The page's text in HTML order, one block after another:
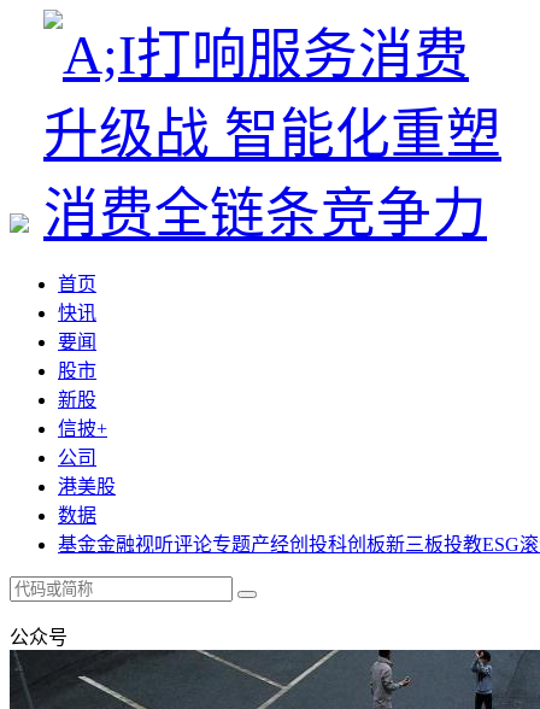
首页
快讯
要闻
股市
新股
信披+
公司
港美股
数据
基金金融视听评论专题产经创投科创板新三板投教ESG
公众号